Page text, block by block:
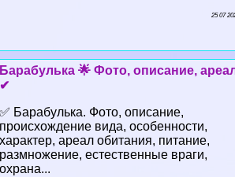
25 07
Баpaбулька 🌟 Фото, описание,
✔
✅ Баpaбулька. Фото, описание,
происхождение вида, особенности,
хаpaктер, ареал обитания, питание,
размножение, естественные враги,
охрана...